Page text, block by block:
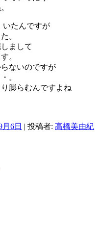
いたんですが
。
まして
。
ないのですが
。
膨らむんですよね
月6日 | 投稿者: 高橋美由紀